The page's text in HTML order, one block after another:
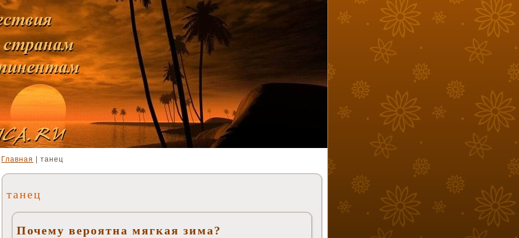
Главная | танец
танец
Почему вероятна мягкая зима?